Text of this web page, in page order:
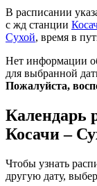
В расписании
с жд станции
Сухой, время в
Нет информации
для выбранной
Пожалуйста,
Календарь
Косачи –
Чтобы узнать
другую дату,